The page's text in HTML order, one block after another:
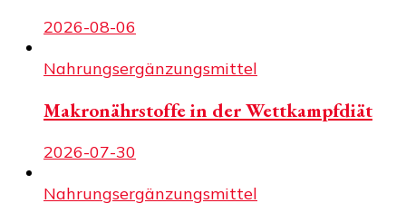
2026-08-06
Nahrungsergänzungsmittel
Makronährstoffe in der Wettkampfdiät
2026-07-30
Nahrungsergänzungsmittel